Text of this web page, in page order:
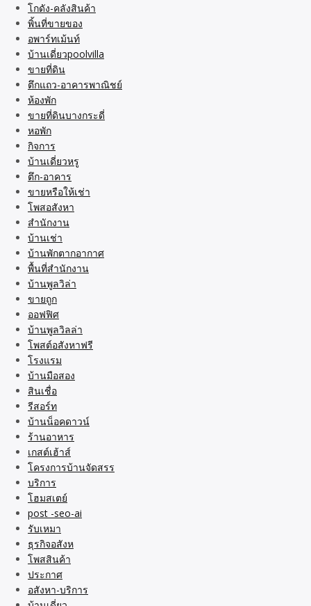
โกดัง-คลังสินค้า
พิ้นที่ขายของ
อพาร์ทเม้นท์
บ้านเดี่ยวpoolvilla
ขายที่ดิน
ตึกแถว-อาคารพาณิชย์
ห้องพัก
ขายที่ดินบางกระดี่
หอพัก
กิจการ
บ้านเดี่ยวหรู
ตึก-อาคาร
ขายหรือให้เช่า
โพสอสังหา
สำนักงาน
บ้านเช่า
บ้านพักตากอากาศ
พื้นที่สำนักงาน
บ้านพูลวิล่า
ขายถูก
ออฟฟิศ
บ้านพูลวิลล่า
โพสต์อสังหาฟรี
โรงแรม
บ้านมือสอง
สินเชื่อ
รีสอร์ท
บ้านน็อคดาวน์
ร้านอาหาร
เกสต์เฮ้าส์
โครงการบ้านจัดสรร
บริการ
โฮมสเตย์
post -seo-ai
รับเหมา
ธุรกิจอสังห
โพสสินค้า
ประกาศ
อสังหา-บริการ